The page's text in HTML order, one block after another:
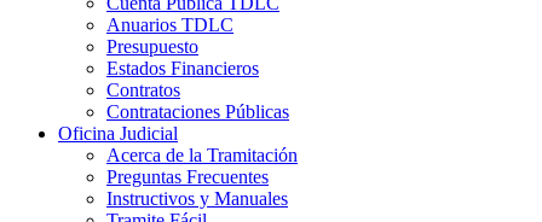
Anuarios TDLC
Presupuesto
Estados Financieros
Contratos
Contrataciones Públicas
Oficina Judicial
Acerca de la Tramitación
Preguntas Frecuentes
Instructivos y Manuales